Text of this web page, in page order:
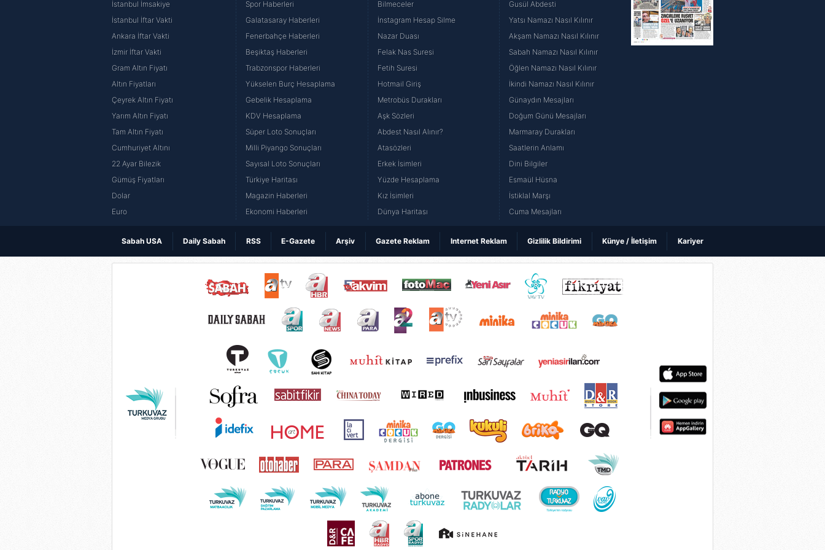
6698 sayılı Kişisel Verilerin Korunması Kanunu uyarınca hazırlanmış Aydınlatma Metnimizi okumak ve sitemizde ilgili
mevzuata uygun olarak kullanılan çerezlerle ilgili bilgi almak için lütfen
İstanbul İmsakiye
İstanbul İftar Vakti
Ankara İftar Vakti
İzmir İftar Vakti
Gram Altın Fiyatı
Altın Fiyatları
Çeyrek Altın Fiyatı
Yarım Altın Fiyatı
Tam Altın Fiyatı
Cumhuriyet Altını
22 Ayar Bilezik
Gümüş Fiyatları
Dolar
Euro
Spor Haberleri
Galatasaray Haberleri
Fenerbahçe Haberleri
Beşiktaş Haberleri
Trabzonspor Haberleri
Yükselen Burç Hesaplama
Gebelik Hesaplama
KDV Hesaplama
Süper Loto Sonuçları
Milli Piyango Sonuçları
Sayısal Loto Sonuçları
Türkiye Haritası
Magazin Haberleri
Ekonomi Haberleri
Bilmeceler
İnstagram Hesap Silme
Nazar Duası
Felak Nas Suresi
Fetih Suresi
Hotmail Giriş
Metrobüs Durakları
Aşk Sözleri
Abdest Nasıl Alınır?
Atasözleri
Erkek İsimleri
Yüzde Hesaplama
Kız İsimleri
Dünya Haritası
Gusül Abdesti
Yatsı Namazı Nasıl Kılınır
Akşam Namazı Nasıl Kılınır
Sabah Namazı Nasıl Kılınır
Öğlen Namazı Nasıl Kılınır
İkindi Namazı Nasıl Kılınır
Günaydın Mesajları
Doğum Günü Mesajları
Marmaray Durakları
Saatlerin Anlamı
Dini Bilgiler
Esmaül Hüsna
İstiklal Marşı
Cuma Mesajları
Sabah USA Daily Sabah RSS E-Gazete Arşiv Gazete Reklam Internet Reklam Gizlilik Bildirimi Künye / İletişim Kariyer